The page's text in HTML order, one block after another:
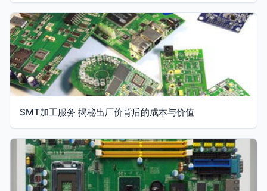
SMT加工服务 揭秘出厂价背后的成本与价值